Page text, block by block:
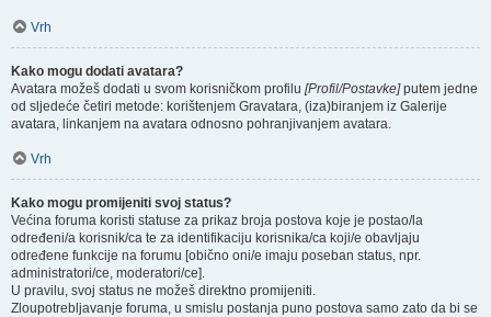
Vrh
Kako mogu dodati avatara?
Avatara možeš dodati u svom korisničkom profilu [Profil/Postavke]putem jedne
od sljedeće četiri metode: korištenjem Gravatara, (iza)biranjem iz Galerije
avatara, linkanjem na avatara odnosno pohranjivanjem avatara.
Vrh
Kako mogu promijeniti svoj status?
Većina foruma koristi statuse za prikaz broja postova koje je postao/la
određeni/a korisnik/ca te za identifikaciju korisnika/ca koji/e obavljaju
određene funkcije na forumu [obično oni/e imaju poseban status, npr.
administratori/ce, moderatori/ce].
U pravilu, svoj status ne možeš direktno promijeniti.
Zloupotrebljavanje foruma, u smislu postanja puno postova samo zato da bi se